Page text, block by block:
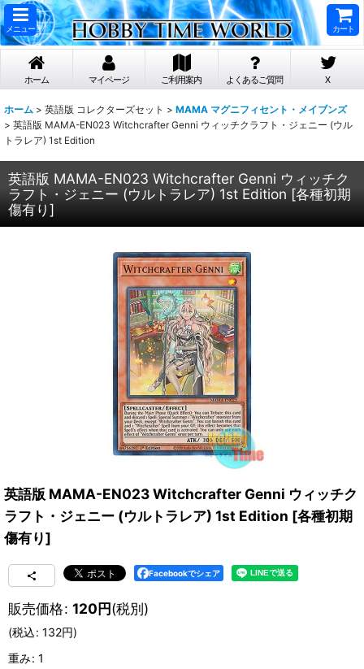
メニュー カート
ホーム マイページ ご利用案内 よくあるご質問 X
ホーム > 英語版 コレクターズセット > MAMA マグニフィセント・メイブンズ
> 英語版 MAMA-EN023 Witchcrafter Genni ウィッチクラフト・ジェニー (ウル
トラレア) 1st Edition
英語版 MAMA-EN023 Witchcrafter Genni ウィッチク
ラフト・ジェニー (ウルトラレア) 1st Edition [各種初期
傷有り]
英語版 MAMA-EN023 Witchcrafter Genni ウィッチク
ラフト・ジェニー (ウルトラレア) 1st Edition [各種初期
傷有り]
Facebookでシェア
販売価格: 120円(税別)
(税込: 132円)
重み: 1